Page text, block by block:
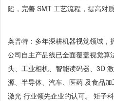
陷，完善 SMT 工艺流程，提高对质
奥普特：多年深耕机器视觉领域
公司自主产品线已全面覆盖视觉
头、工业相机、智能读码器、3D
源、半导体、汽车、医药 及食品
激光 行业领先企业的认可。 矩子